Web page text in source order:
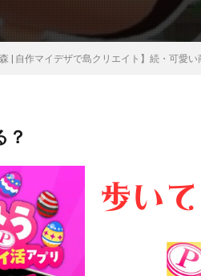
森 | 自作マイデザで島クリエイト】続・可愛
？